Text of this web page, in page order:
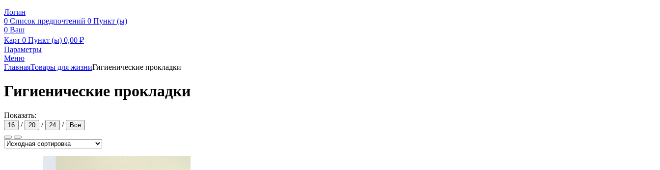
Логин
0 Список предпочтений 0 Пункт (ы)
0 Ваш
Карт 0 Пункт (ы) 0,00 ₽
Параметры
Меню
ГлавнаяТовары для жизниГигиенические прокладки
Гигиенические прокладки
Показать:
16 / 20 / 24 / Все